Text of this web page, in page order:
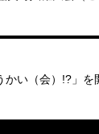
かい（会）!?」を